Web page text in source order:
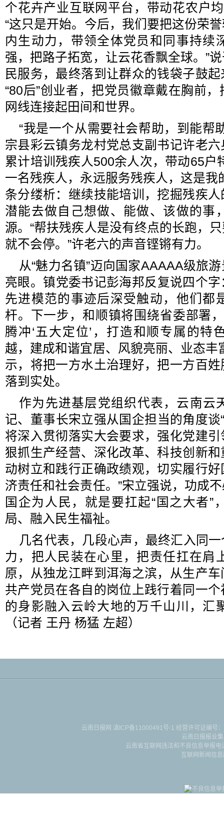
个花卉产业互联网平台，带动花农户
“这只是开始。今后，我们要把这份荣
内生动力，带领全体党员和同事持续
强，把路子拓宽，让云花香飘全球。”
民服务，最终落到让群众的钱袋子鼓
“80后”创业者，把党员徽章戴在胸前
网线连接起田间和世界。
“我是一个从需要社会帮助，到能帮
宗县彩云镇务龙村党总支副书记许老
累计培训残疾人500余人次，带动65户
一名残疾人，永远服务残疾人，这是我
条分缕析：继续技能培训，挖掘残疾
潜能去做自己想做、能做、该做的事
源。“帮扶残疾人是没有终点的长跑，
就不会停。”许老六的声音铿锵有力。
从“魅力名镇”迈向国家AAAAA级旅
亮眼。镇党委书记彭海邦反复说四个字
先进模范的事迹后深受触动，他们都
杆。下一步，和顺镇将围绕省委部署
腾冲‘五大定位’，打造和顺专属的特
越，建成和谐宜居、风貌亮丽、业态丰
示，将把一方水土治理好，把一方百
落到实处。
作为先进基层党组织代表，云南云
记、董事长宋立强从国企担当的角度谈
将深入贯彻落实大会要求，强化党建
狠抓生产经营、深化改革、科技创新
动树立和践行正确政绩观，切实履行
济责任和社会责任。”宋立强说，功成
国企为人民，就是要扛起“国之大者”
局、融入民生福祉。
几名代表，几段心声，最终汇入同
力，把人民装在心里，把责任扛在肩
原，从独龙江畔到洱海之滨，从生产
共产党员在各自的岗位上践行着同一
的身影融入云岭大地的万千山川，汇
（记者 王丹 杨猛 左超）
云南日报网 滇ICP备11000491号-1 经营许可证编号
云南日报报业
云南省互联网违法和不良信息举报
互联网新闻信